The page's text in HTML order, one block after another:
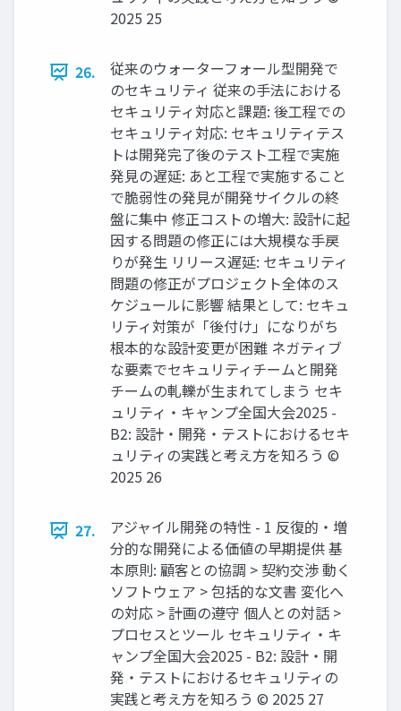
2025 25
26.
従来のウォーターフォール型開発で
のセキュリティ 従来の手法における
セキュリティ対応と課題: 後工程での
セキュリティ対応: セキュリティテス
トは開発完了後のテスト工程で実施
発見の遅延: あと工程で実施すること
で脆弱性の発見が開発サイクルの終
盤に集中 修正コストの増大: 設計に起
因する問題の修正には大規模な手戻
りが発生 リリース遅延: セキュリティ
問題の修正がプロジェクト全体のス
ケジュールに影響 結果として: セキュ
リティ対策が「後付け」になりがち
根本的な設計変更が困難 ネガティブ
な要素でセキュリティチームと開発
チームの軋轢が生まれてしまう セキ
ュリティ・キャンプ全国大会2025 -
B2: 設計・開発・テストにおけるセキ
ュリティの実践と考え方を知ろう ©
2025 26
27.
アジャイル開発の特性 - 1 反復的・増
分的な開発による価値の早期提供 基
本原則: 顧客との協調 > 契約交渉 動く
ソフトウェア > 包括的な文書 変化へ
の対応 > 計画の遵守 個人との対話 >
プロセスとツール セキュリティ・キ
ャンプ全国大会2025 - B2: 設計・開
発・テストにおけるセキュリティの
実践と考え方を知ろう © 2025 27